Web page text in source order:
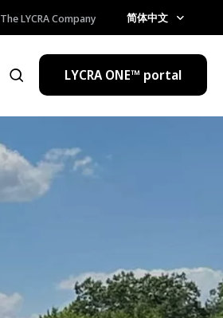
The LYCRA Company 简体中文
打开搜索 LYCRA ONE™ portal